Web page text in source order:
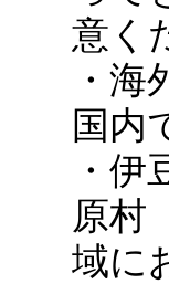
意く
・
国内
・
原村
域に